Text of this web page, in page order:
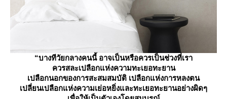
“บางทีวัยกลางคนนี้ อาจเป็นหรือควรเป็นช่วงที่เรา
ควรสละเปลือกแห่งความทะเยอทะยาน
เปลือกนอกของการสะสมสมบัติ เปลือกแห่งการหลงตน
เปลี่ยนเปลือกแห่งความเย่อหยิ่งและทะเยอทะยานอย่างผิดๆ